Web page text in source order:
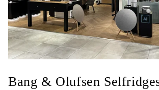
Bang & Olufsen